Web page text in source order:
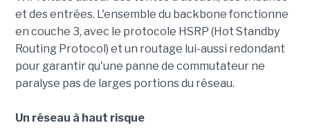
et des entrées. L'ensemble du backbone fonctionne
en couche 3, avec le protocole HSRP (Hot Standby
Routing Protocol) et un routage lui-aussi redondant
pour garantir qu'une panne de commutateur ne
paralyse pas de larges portions du réseau.
Un réseau à haut risque